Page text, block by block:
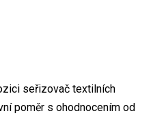
seřizovač textilních
poměr s ohodnocením od